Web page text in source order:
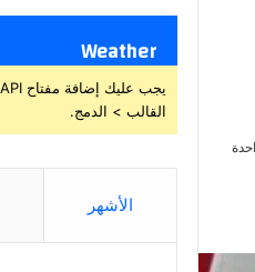
Weather
القالب > الدمج.
الأشهر